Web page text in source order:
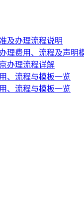
及办理流程说明
理费用、流程及声明
办理流程详解
、流程与模板一览
、流程与模板一览